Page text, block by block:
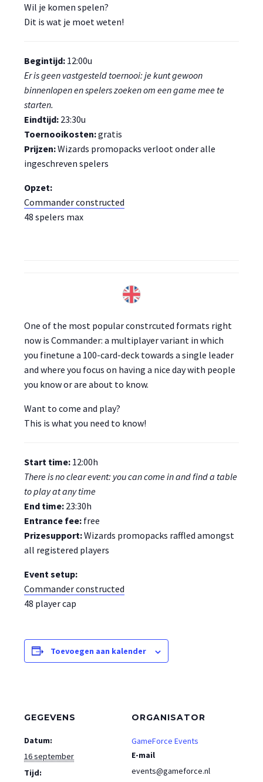
Wil je komen spelen?
Dit is wat je moet weten!
Begintijd: 12:00u
Er is geen vastgesteld toernooi: je kunt gewoon
binnenlopen en spelers zoeken om een game mee te
starten.
Eindtijd: 23:30u
Toernooikosten:gratis
Prijzen:Wizards promopacks verloot onder alle
ingeschreven spelers
Opzet:
Commander constructed
48 spelers max
One of the most popular constrcuted formats right
now is Commander: a multiplayer variant in which
you finetune a 100-card-deck towards a single leader
and where you focus on having a nice day with people
you know or are about to know.
Want to come and play?
This is what you need to know!
Start time: 12:00h
There is no clear event: you can come in and find a table
to play at any time
End time: 23:30h
Entrance fee: free
Prizesupport:Wizards promopacks raffled amongst
all registered players
Event setup:
Commander constructed
48 player cap
Toevoegen aan kalender
GEGEVENS
Datum:
16 september
Tijd:
ORGANISATOR
GameForce Events
E-mail
events@gameforce.nl